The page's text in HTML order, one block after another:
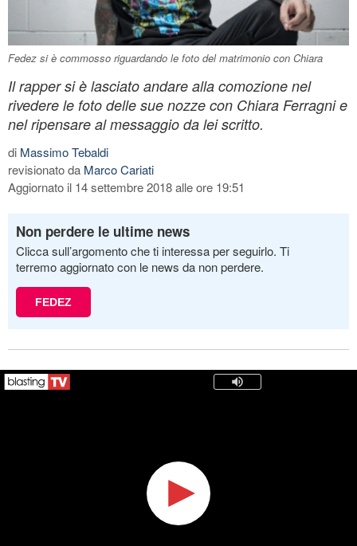
Fedez si è commosso riguardando le foto del matrimonio con Chiara
Il rapper si è lasciato andare alla comozione nel
rivedere le foto delle sue nozze con Chiara Ferragni e
nel ripensare al messaggio da lei scritto.
di Massimo Tebaldi
revisionato da Marco Cariati
Aggiornato il 14 settembre 2018 alle ore 19:51
Non perdere le ultime news
Clicca sull’argomento che ti interessa per seguirlo. Ti
terremo aggiornato con le news da non perdere.
FEDEZ